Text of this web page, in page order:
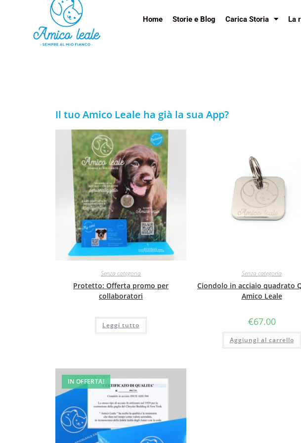
Home Storie e Blog Carica Storia La
Il tuo Amico Leale ha già la sua App?
Senza categoria
Protetto: Offerta promo per
collaboratori
Leggi tutto
Senza categoria
Ciondolo in acciaio quadrato
Amico Leale
€67.00
Aggiungi al carrello
IN OFFERTA!